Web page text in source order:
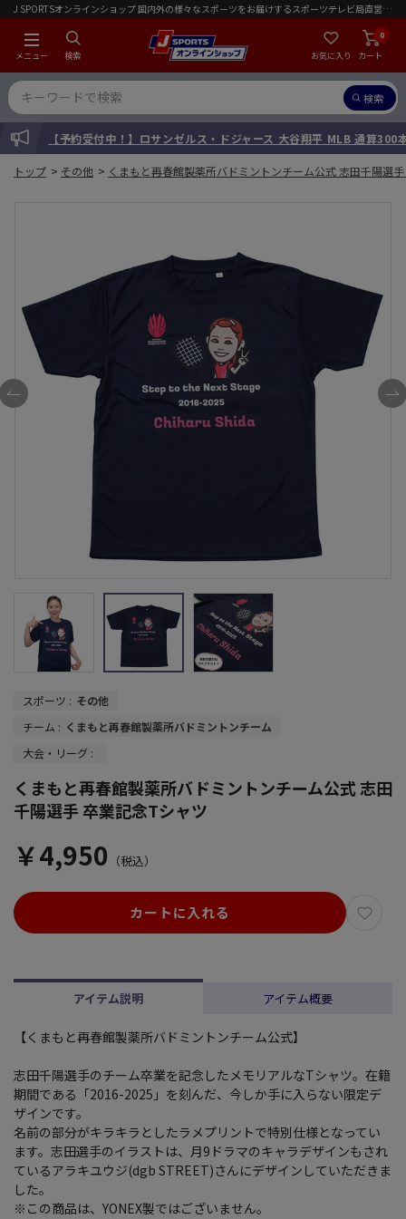
J SPORTSオンラインショップ 国内外の様々なスポーツをお届けするスポーツテレビ局直営店｜会員限定初回ご注文送料無料キャンペーン実施中！
メニュー 検索 お気に入り カート
0
検索
INFORMATION【予約受付中！】ロサンゼルス・ドジャース 大谷翔平 MLB 通算300
トップ > その他 > くまもと再春館製薬所バドミントンチーム公式 志田千陽選
スポーツ : その他
チーム : くまもと再春館製薬所バドミントンチーム
大会・リーグ :
くまもと再春館製薬所バドミントンチーム公式 志田
千陽選手 卒業記念Tシャツ
￥4,950 （税込）
カートに入れる
アイテム説明 アイテム概要
【くまもと再春館製薬所バドミントンチーム公式】
志田千陽選手のチーム卒業を記念したメモリアルなTシャツ。在籍
期間である「2016-2025」を刻んだ、今しか手に入らない限定デ
ザインです。
名前の部分がキラキラとしたラメプリントで特別仕様となってい
ます。志田選手のイラストは、月9ドラマのキャラデザインもされ
ているアラキユウジ(dgb STREET)さんにデザインしていただきま
した。
※この商品は、YONEX製ではございません。